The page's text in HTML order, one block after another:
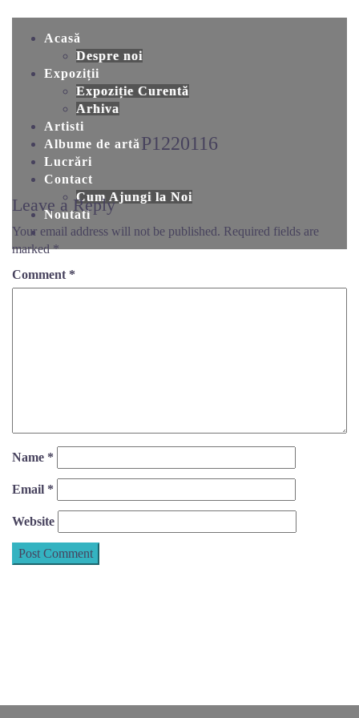
content
Acasă
Despre noi
Expoziții
Expoziție Curentă
Arhiva
Artisti
Albume de artă
Lucrări
Contact
Cum Ajungi la Noi
Noutati
P1220116
Leave a Reply
Your email address will not be published. Required fields are
marked*
Comment *
Name *
Email *
Website